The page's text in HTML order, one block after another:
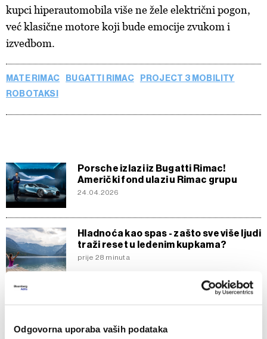
Odgovorna uporaba vaših podataka
kupci hiperautomobila više ne žele električni pogon,
već klasične motore koji bude emocije zvukom i
izvedbom.
MATE RIMAC BUGATTI RIMAC
PROJECT 3 MOBILITY
ROBOTAKSI
Porsche izlazi iz Bugatti Rimac!
Američki fond ulazi u Rimac grupu
24.04.2026
Hladnoća kao spas - zašto sve više ljudi
traži reset u ledenim kupkama?
prije 28 minuta
Za ležaljku 225 eura, za sendvič
prije 2 sata